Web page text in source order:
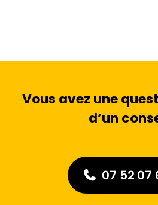
Vous avez une
d’un
07 52 07